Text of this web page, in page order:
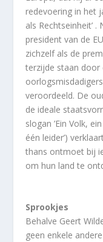
redevoering in het
als Rechtseinheit’
president van de
zichzelf als de
terzijde staan door
veroordeeld. De
de ideale
slogan ’Ein Volk,
één leider’)
thans ontmoet bij
om hun land te
Sprookjes
Behalve Geert
geen enkele